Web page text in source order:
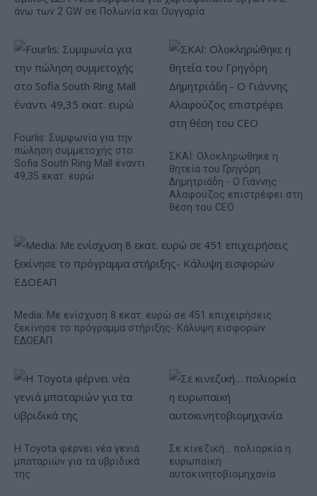
άνω των 2 GW σε Πολωνία και Ουγγαρία
Fourlis: Συμφωνία για την
πώληση συμμετοχής στο
Sofia South Ring Mall έναντι
49,35 εκατ. ευρώ
ΣΚΑΪ: Ολοκληρώθηκε η
θητεία του Γρηγόρη
Δημητριάδη - Ο Γιάννης
Αλαφούζος επιστρέφει στη
θέση του CEO
Media: Με ενίσχυση 8 εκατ. ευρώ σε 451 επιχειρήσεις
ξεκίνησε το πρόγραμμα στήριξης- Κάλυψη εισφορών
ΕΔΟΕΑΠ
Η Toyota φέρνει νέα γενιά
μπαταριών για τα υβριδικά
της
Σε κινεζική… πολιορκία η
ευρωπαϊκή
αυτοκινητοβιομηχανία